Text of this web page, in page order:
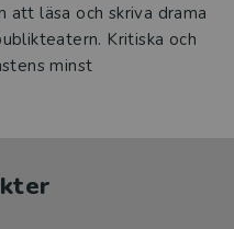
att läsa och skriva drama
Kritiska och
minst